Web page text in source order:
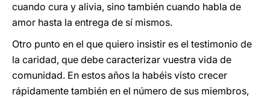
cuando cura y alivia, sino también cuando habla de
amor hasta la entrega de sí mismos.
Otro punto en el que quiero insistir es el testimonio de
la caridad, que debe caracterizar vuestra vida de
comunidad. En estos años la habéis visto crecer
rápidamente también en el número de sus miembros,